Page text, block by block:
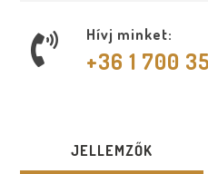
Hívj minket:
+36 1 700
JELLEMZŐK